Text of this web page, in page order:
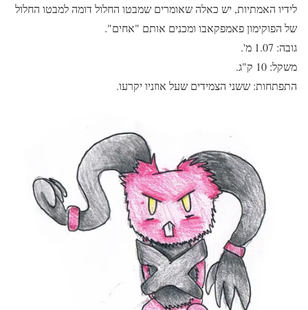
לידיו האמתיות, יש כאלה שאומרים שמבטו החלול דומה למבטו החלול
של הפוקימון פאמפקאבו ומכנים אותם "אחים".
גובה: 1.07 מ'.
משקל: 10 ק"ג.
התפתחות: ששני הצמידים שעל אוזניו יקרעו.